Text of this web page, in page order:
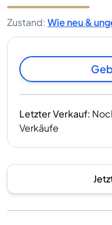
Zustand: Wie neu &
Letzter Verkauf:
Verkäufe